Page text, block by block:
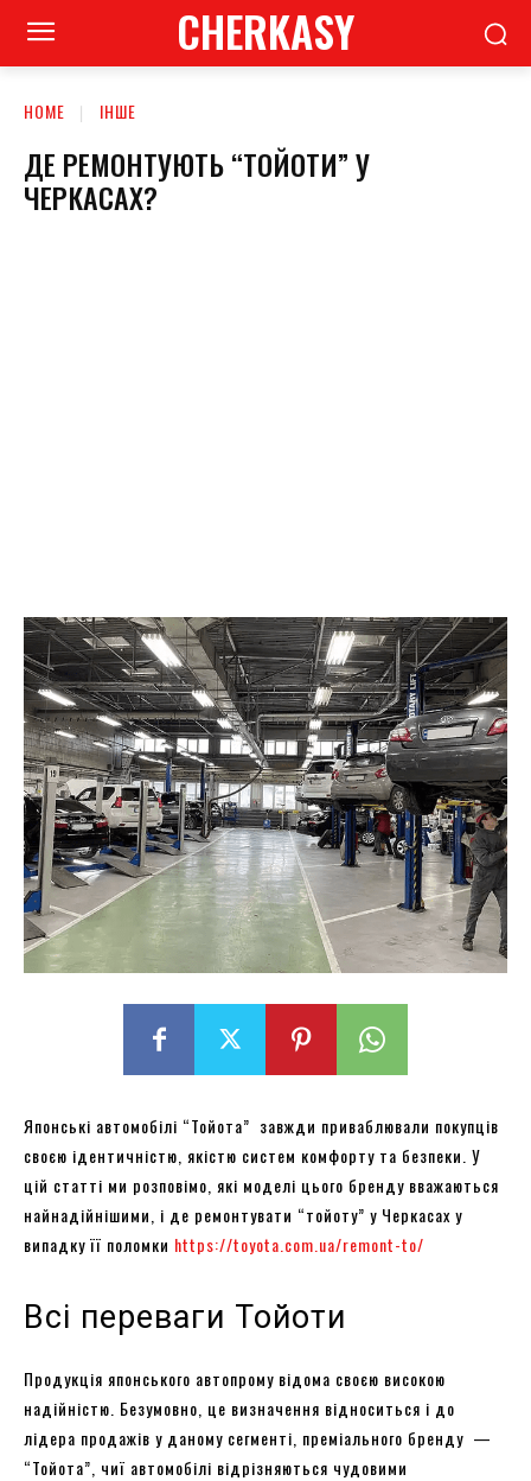
CHERKASY
HOME ІНШЕ
ДЕ РЕМОНТУЮТЬ “ТОЙОТИ” У
ЧЕРКАСАХ?
Японські автомобілі “Тойота” завжди приваблювали покупців
своєю ідентичністю, якістю систем комфорту та безпеки. У
цій статті ми розповімо, які моделі цього бренду вважаються
найнадійнішими, і де ремонтувати “тойоту” у Черкасах у
випадку її поломки https://toyota.com.ua/remont-to/
Всі переваги Тойоти
Продукція японського автопрому відома своєю високою
надійністю. Безумовно, це визначення відноситься і до
лідера продажів у даному сегменті, преміального бренду —
“Тойота”, чиї автомобілі відрізняються чудовими